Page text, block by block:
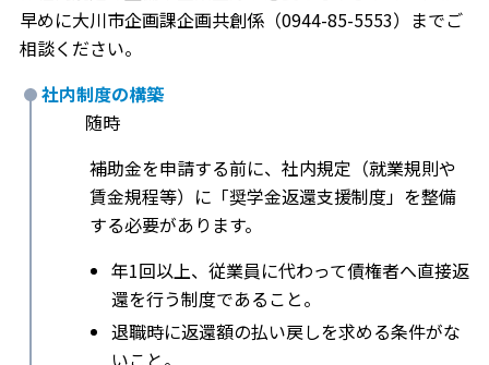
早めに大川市企画課企画共創係（0944-85-5553）までご
相談ください。
社内制度の構築
随時
補助金を申請する前に、社内規定（就業規則や
賃金規程等）に「奨学金返還支援制度」を整備
する必要があります。
年1回以上、従業員に代わって債権者へ直接返
還を行う制度であること。
退職時に返還額の払い戻しを求める条件がな